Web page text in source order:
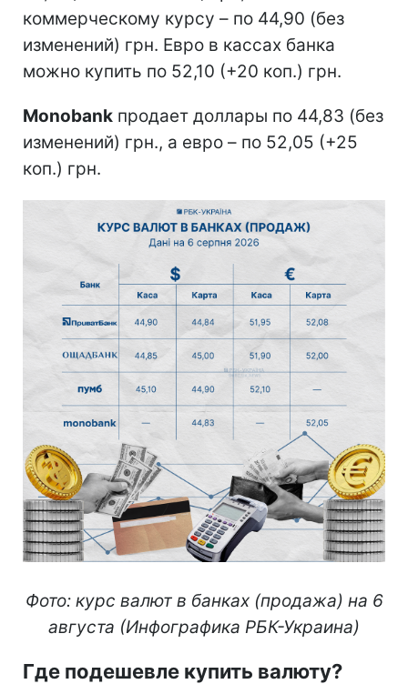
коммерческому курсу – по 44,90 (без
изменений) грн. Евро в кассах банка
можно купить по 52,10 (+20 коп.) грн.
Monobank продает доллары по 44,83 (без
изменений) грн., а евро – по 52,05 (+25
коп.) грн.
Фото: курс валют в банках (продажа) на 6
августа (Инфографика РБК-Украина)
Где подешевле купить валюту?